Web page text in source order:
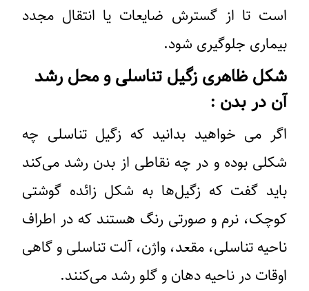
است تا از گسترش ضایعات یا انتقال مجدد
بیماری جلوگیری شود.
شکل ظاهری زگیل تناسلی و محل رشد
آن در بدن :
اگر می خواهید بدانید که زگیل تناسلی چه
شکلی بوده و در چه نقاطی از بدن رشد می‌کند
باید گفت که زگیل‌ها به شکل زائده گوشتی
کوچک، نرم و صورتی رنگ هستند که در اطراف
ناحیه تناسلی، مقعد، واژن، آلت تناسلی و گاهی
اوقات در ناحیه دهان و گلو رشد می‌کنند.